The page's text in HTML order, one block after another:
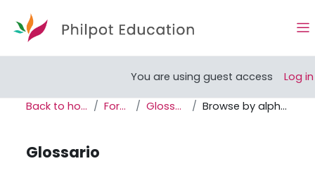
You are using guest access Log in
Back to home Forum Glossario Browse by alphabet
Glossario